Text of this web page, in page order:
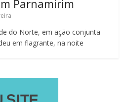
Parnamirim
do Norte, em ação conjunta
em flagrante, na noite